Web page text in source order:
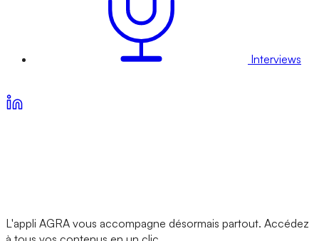
Interviews
L'appli AGRA vous accompagne désormais partout. Accédez